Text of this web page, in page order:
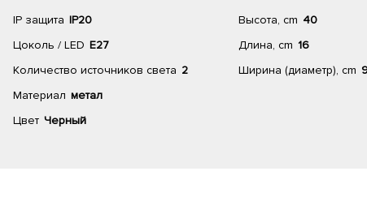
IP защита IP20
Цоколь / LED E27
Количество источников света 2
Материал метал
Цвет Черный
Высота, cm 40
Длина, cm 16
Ширина (диаметр), cm